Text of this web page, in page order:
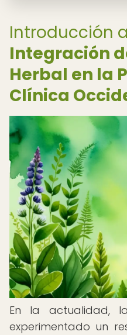
Introducción a
Integración
Herbal en la
Clínica
En la actualidad,
experimentado un